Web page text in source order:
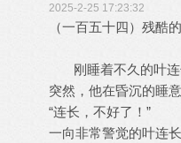
2025-2-25 17:23:32
（一百五十四）残酷
刚睡着不久的叶连
突然，他在昏沉的睡
“连长，不好了！”
一向非常警觉的叶连